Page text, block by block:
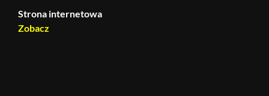
Strona internetowa
Zobacz